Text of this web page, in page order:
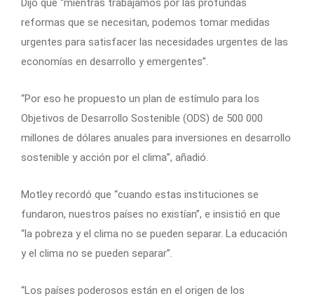
Dijo que “mientras trabajamos por las profundas
reformas que se necesitan, podemos tomar medidas
urgentes para satisfacer las necesidades urgentes de las
economías en desarrollo y emergentes”.
“Por eso he propuesto un plan de estímulo para los
Objetivos de Desarrollo Sostenible (ODS) de 500 000
millones de dólares anuales para inversiones en desarrollo
sostenible y acción por el clima”, añadió.
Motley recordó que “cuando estas instituciones se
fundaron, nuestros países no existían”, e insistió en que
“la pobreza y el clima no se pueden separar. La educación
y el clima no se pueden separar”.
“Los países poderosos están en el origen de los